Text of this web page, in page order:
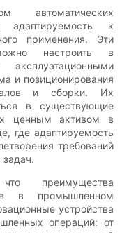
автоматических
адаптируемость к
применения. Эти
настроить в
и позиционирования
и сборки. Их
в существующие
ценным активом в
где адаптируемость
требований
преимущества
в промышленном
устройства
операций: от